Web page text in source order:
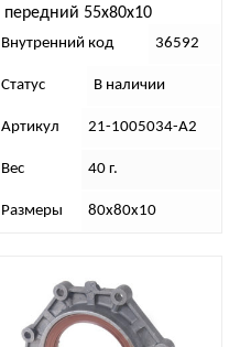
передний 55х80х10
(силикон)
Внутренний код 36592
Статус В наличии
Артикул 21-1005034-А2
Вес 40 г.
Размеры 80х80х10